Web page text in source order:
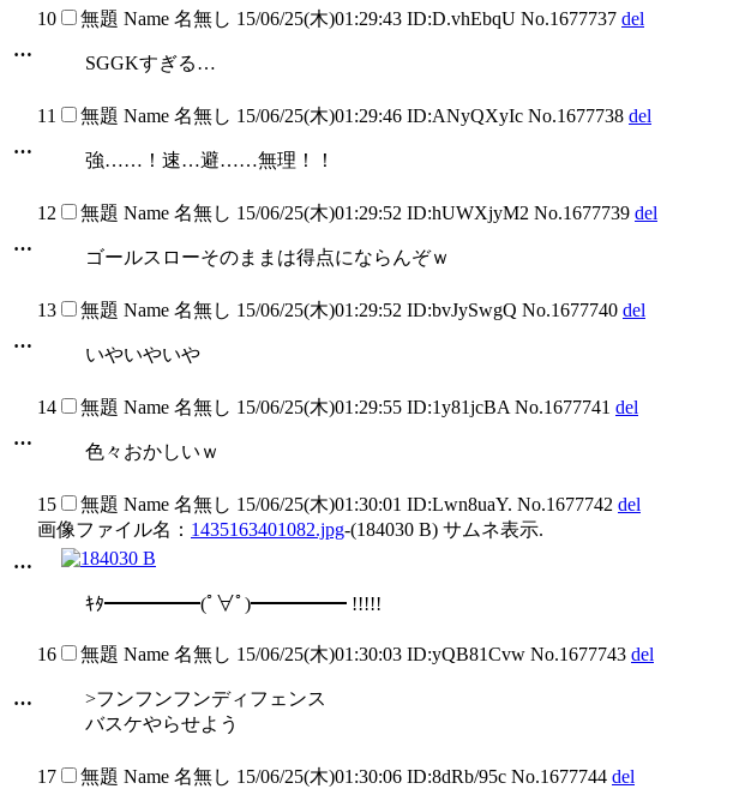
…
10 無題 Name 名無し 15/06/25(木)01:29:43 ID:D.vhEbqU No.1677737 del
SGGKすぎる…
…
11 無題 Name 名無し 15/06/25(木)01:29:46 ID:ANyQXyIc No.1677738 del
強……！速…避……無理！！
…
12 無題 Name 名無し 15/06/25(木)01:29:52 ID:hUWXjyM2 No.1677739 del
ゴールスローそのままは得点にならんぞｗ
…
13 無題 Name 名無し 15/06/25(木)01:29:52 ID:bvJySwgQ No.1677740 del
いやいやいや
…
14 無題 Name 名無し 15/06/25(木)01:29:55 ID:1y81jcBA No.1677741 del
色々おかしいｗ
…
15 無題 Name 名無し 15/06/25(木)01:30:01 ID:Lwn8uaY. No.1677742 del
画像ファイル名： 1435163401082.jpg-(184030 B) サムネ表示.
ｷﾀ━━━━━(ﾟ∀ﾟ)━━━━━ !!!!!
…
16 無題 Name 名無し 15/06/25(木)01:30:03 ID:yQB81Cvw No.1677743 del
>フンフンフンディフェンス
バスケやらせよう
17 無題 Name 名無し 15/06/25(木)01:30:06 ID:8dRb/95c No.1677744 del